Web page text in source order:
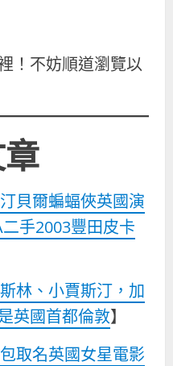
！不妨順道瀏覽以
貝爾蝙蝠俠英國演
手2003豐田皮卡
林、小賈斯汀，加
英國首都倫敦】
取名英國女星電影